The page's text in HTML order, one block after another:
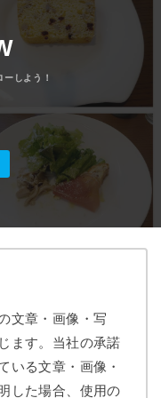
文章・画像・写
ます。当社の承諾
いる文章・画像・
した場合、使用の